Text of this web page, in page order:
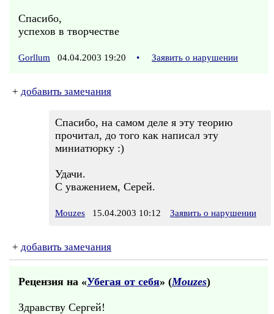
Спасибо,
успехов в творчестве
Gorllum 04.04.2003 19:20 • Заявить о нарушении
+ добавить замечания
Спасибо, на самом деле я эту теорию
прочитал, до того как написал эту
миниатюрку :)
Удачи.
С уважением, Серей.
Mouzes 15.04.2003 10:12 Заявить о нарушении
+ добавить замечания
Рецензия на «Убегая от себя» (Mouzes)
Здравству Сергей!